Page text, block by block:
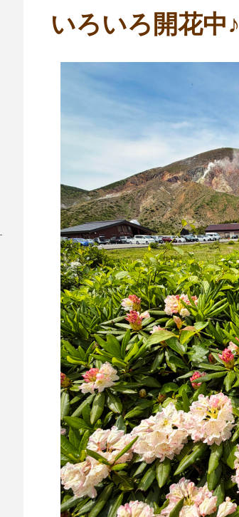
いろいろ開花中♪